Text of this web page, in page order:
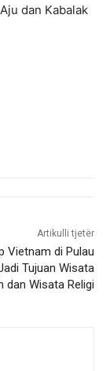
dan Kabalak
Artikulli tjetër
Vietnam di Pulau
Tujuan Wisata
dan Wisata Religi